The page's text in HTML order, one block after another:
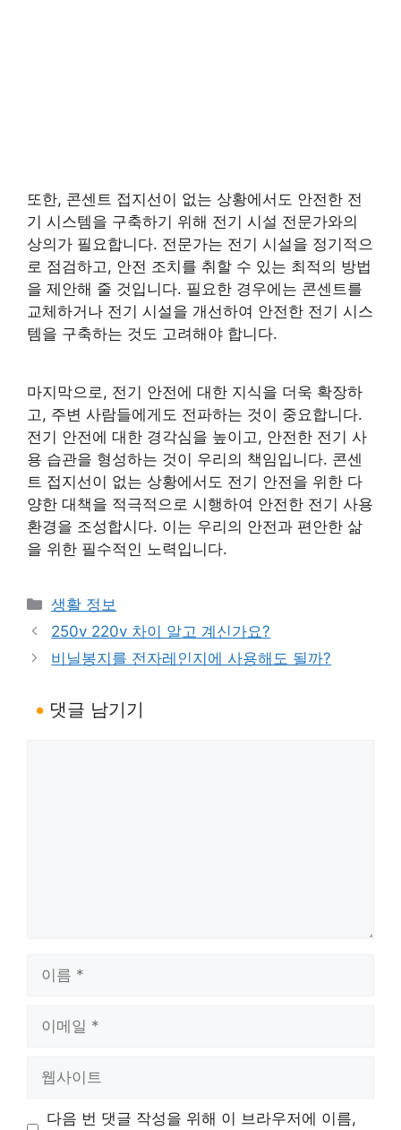
또한, 콘센트 접지선이 없는 상황에서도 안전한 전
기 시스템을 구축하기 위해 전기 시설 전문가와의
상의가 필요합니다. 전문가는 전기 시설을 정기적으
로 점검하고, 안전 조치를 취할 수 있는 최적의 방법
을 제안해 줄 것입니다. 필요한 경우에는 콘센트를
교체하거나 전기 시설을 개선하여 안전한 전기 시스
템을 구축하는 것도 고려해야 합니다.
마지막으로, 전기 안전에 대한 지식을 더욱 확장하
고, 주변 사람들에게도 전파하는 것이 중요합니다.
전기 안전에 대한 경각심을 높이고, 안전한 전기 사
용 습관을 형성하는 것이 우리의 책임입니다. 콘센
트 접지선이 없는 상황에서도 전기 안전을 위한 다
양한 대책을 적극적으로 시행하여 안전한 전기 사용
환경을 조성합시다. 이는 우리의 안전과 편안한 삶
을 위한 필수적인 노력입니다.
카
테
리
생활 정보
250v 220v 차이 알고 계신가요?
비닐봉지를 전자레인지에 사용해도 될까?
댓글 남기기
다음 번 댓글 작성을 위해 이 브라우저에 이름,